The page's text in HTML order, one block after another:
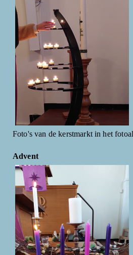
Foto's van de kerstmarkt in het
Advent